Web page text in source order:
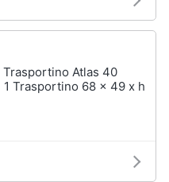
Trasportino Atlas 40
1 Trasportino 68 x 49 x h